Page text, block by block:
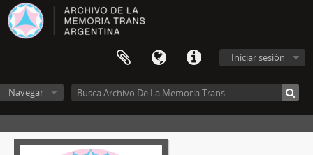
Iniciar sesión
Navegar